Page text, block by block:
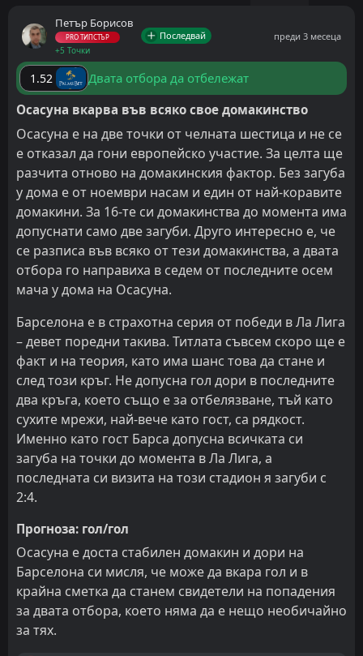
Петър Борисов
PRO ТИПСТЪР
+5 Точки
Последвай преди 3 месеца
1.52
Двата отбора да отбележат
Осасуна вкарва във всяко свое домакинство
Осасуна е на две точки от челната шестица и не се
е отказал да гони европейско участие. За целта ще
разчита отново на домакинския фактор. Без загуба
у дома е от ноември насам и един от най-коравите
домакини. За 16-те си домакинства до момента има
допуснати само две загуби. Друго интересно е, че
се разписа във всяко от тези домакинства, а двата
отбора го направиха в седем от последните осем
мача у дома на Осасуна.
Барселона е в страхотна серия от победи в Ла Лига
– девет поредни такива. Титлата съвсем скоро ще е
факт и на теория, като има шанс това да стане и
след този кръг. Не допусна гол дори в последните
два кръга, което също е за отбелязване, тъй като
сухите мрежи, най-вече като гост, са рядкост.
Именно като гост Барса допусна всичката си
загуба на точки до момента в Ла Лига, а
последната си визита на този стадион я загуби с
2:4.
Прогноза: гол/гол
Осасуна е доста стабилен домакин и дори на
Барселона си мисля, че може да вкара гол и в
крайна сметка да станем свидетели на попадения
за двата отбора, което няма да е нещо необичайно
за тях.